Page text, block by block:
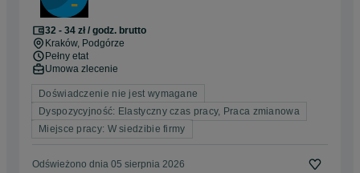
32 - 34 zł / godz. brutto
Kraków, Podgórze
Pełny etat
Umowa zlecenie
Doświadczenie nie jest wymagane
Dyspozycyjność: Elastyczny czas pracy, Praca zmianowa
Miejsce pracy: W siedzibie firmy
Odświeżono dnia 05 sierpnia 2026